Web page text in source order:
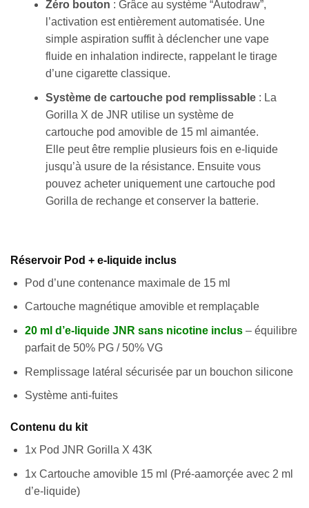
Zéro bouton : Grâce au système “Autodraw”,
l’activation est entièrement automatisée. Une
simple aspiration suffit à déclencher une vape
fluide en inhalation indirecte, rappelant le tirage
d’une cigarette classique.
Système de cartouche pod remplissable: La
Gorilla X de JNR utilise un système de
cartouche pod amovible de 15 ml aimantée.
Elle peut être remplie plusieurs fois en e-liquide
jusqu’à usure de la résistance. Ensuite vous
pouvez acheter uniquement une cartouche pod
Gorilla de rechange et conserver la batterie.
Réservoir Pod + e-liquide inclus
Pod d’une contenance maximale de 15 ml
Cartouche magnétique amovible et remplaçable
20 ml d’e-liquide JNR sans nicotine inclus– équilibre
parfait de 50% PG / 50% VG
Remplissage latéral sécurisée par un bouchon silicone
Système anti-fuites
Contenu du kit
1x Pod JNR Gorilla X 43K
1x Cartouche amovible 15 ml (Pré-aamorçée avec 2 ml
d’e-liquide)